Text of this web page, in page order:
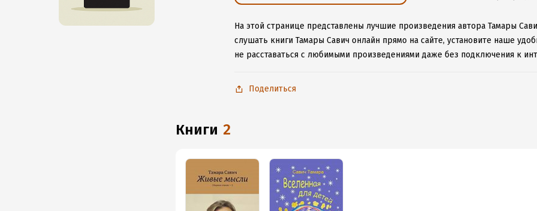
На этой странице представлены лучшие произведения автора Тамары
слушать книги Тамары Савич онлайн прямо на сайте, установите наше
не расставаться с любимыми произведениями даже без подключения к
Поделиться
книги 2